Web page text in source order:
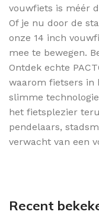
vouwfiets is méér
Of je nu door de
onze 14 inch
mee te bewegen.
Ontdek echte
waarom fietsers in
slimme
het fietsplezier
pendelaars,
verwacht van een
Recent